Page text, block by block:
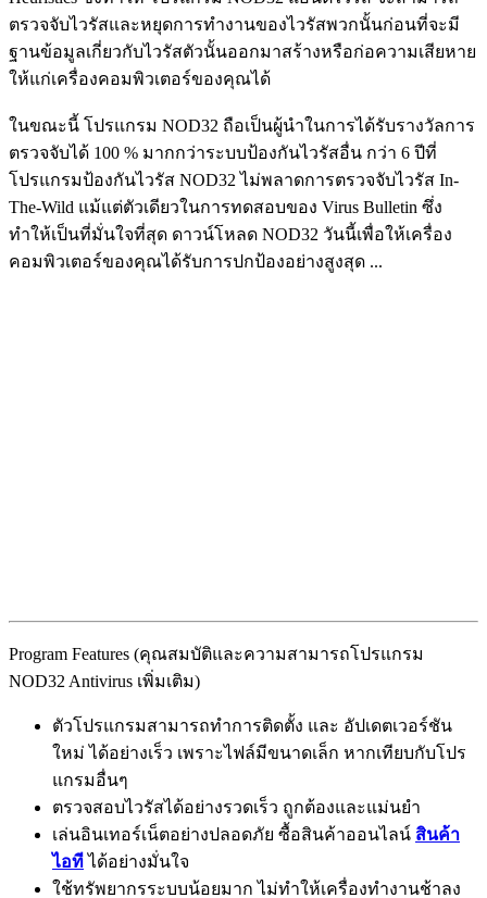
ตรวจจับไวรัสและหยุดการทำงานของไวรัสพวกนั้นก่อนที่จะมี
ฐานข้อมูลเกี่ยวกับไวรัสตัวนั้นออกมาสร้างหรือก่อความเสียหาย
ให้แก่เครื่องคอมพิวเตอร์ของคุณได้
ในขณะนี้ โปรแกรม NOD32 ถือเป็นผู้นำในการได้รับรางวัลการ
ตรวจจับได้ 100 % มากกว่าระบบป้องกันไวรัสอื่น กว่า 6 ปีที่
โปรแกรมป้องกันไวรัส NOD32 ไม่พลาดการตรวจจับไวรัส In-
The-Wild แม้แต่ตัวเดียวในการทดสอบของ Virus Bulletin ซึ่ง
ทำให้เป็นที่มั่นใจที่สุด ดาวน์โหลด NOD32 วันนี้เพื่อให้เครื่อง
คอมพิวเตอร์ของคุณได้รับการปกป้องอย่างสูงสุด ...
Program Features (คุณสมบัติและความสามารถโปรแกรม
NOD32 Antivirus เพิ่มเติม)
ตัวโปรแกรมสามารถทำการติดตั้ง และ อัปเดตเวอร์ชัน
ใหม่ ได้อย่างเร็ว เพราะไฟล์มีขนาดเล็ก หากเทียบกับโปร
แกรมอื่นๆ
ตรวจสอบไวรัสได้อย่างรวดเร็ว ถูกต้องและแม่นยำ
เล่นอินเทอร์เน็ตอย่างปลอดภัย ซื้อสินค้าออนไลน์ สินค้า
ไอทีได้อย่างมั่นใจ
ใช้ทรัพยากรระบบน้อยมาก ไม่ทำให้เครื่องทำงานช้าลง